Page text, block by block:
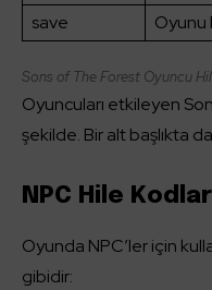
save Oyunu
Sons of The Forest Oyuncu
Oyuncuları etkileyen
şekilde. Bir alt başlıkta
NPC Hile
Oyunda NPC’ler için
gibidir: